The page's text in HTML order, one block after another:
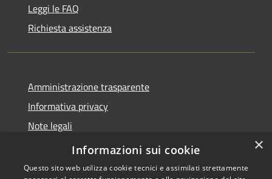
Leggi le FAQ
Richiesta assistenza
Amministrazione trasparente
Informativa privacy
Note legali
Dichiarazione di accessibilità
×
Informazioni sui cookie
Questo sito web utilizza cookie tecnici e assimilati strettamente